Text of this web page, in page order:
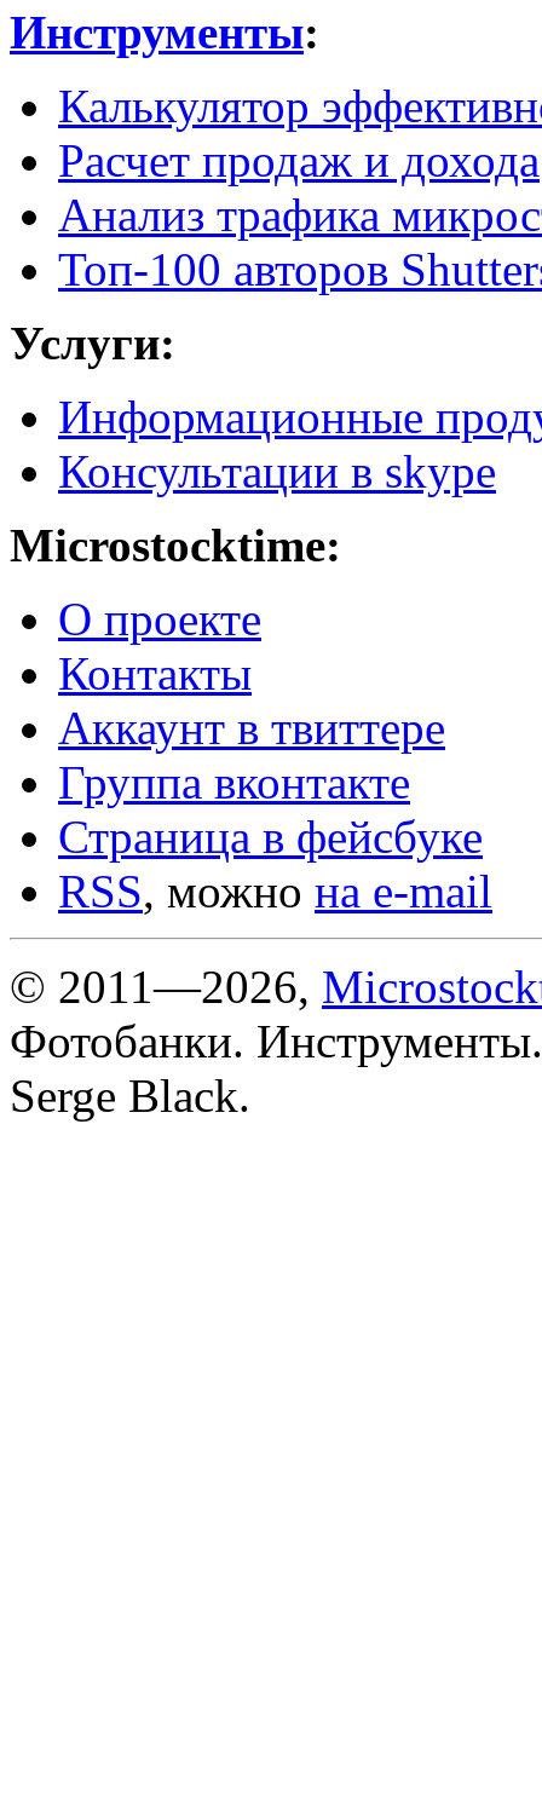
Инструменты:
Калькулятор
Расчет продаж и дохода
Анализ трафика
Топ-100 авторов
Услуги:
Информационные
Консультации в skype
Microstocktime:
О проекте
Контакты
Аккаунт в твиттере
Группа вконтакте
Страница в фейсбуке
RSS, можно на e-mail
© 2011—2026,
Фотобанки.
Serge Black.